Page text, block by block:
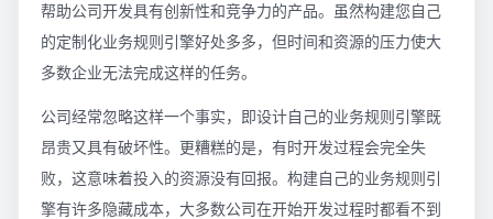
帮助公司开发具有创新性和竞争力的产品。虽然构建您自己
的定制化业务规则引擎好处多多，但时间和资源的压力使大
多数企业无法完成这样的任务。
公司经常忽略这样一个事实，即设计自己的业务规则引擎既
昂贵又具有破坏性。更糟糕的是，有时开发过程会完全失
败，这意味着投入的资源没有回报。构建自己的业务规则引
擎有许多隐藏成本，大多数公司在开始开发过程时都看不到